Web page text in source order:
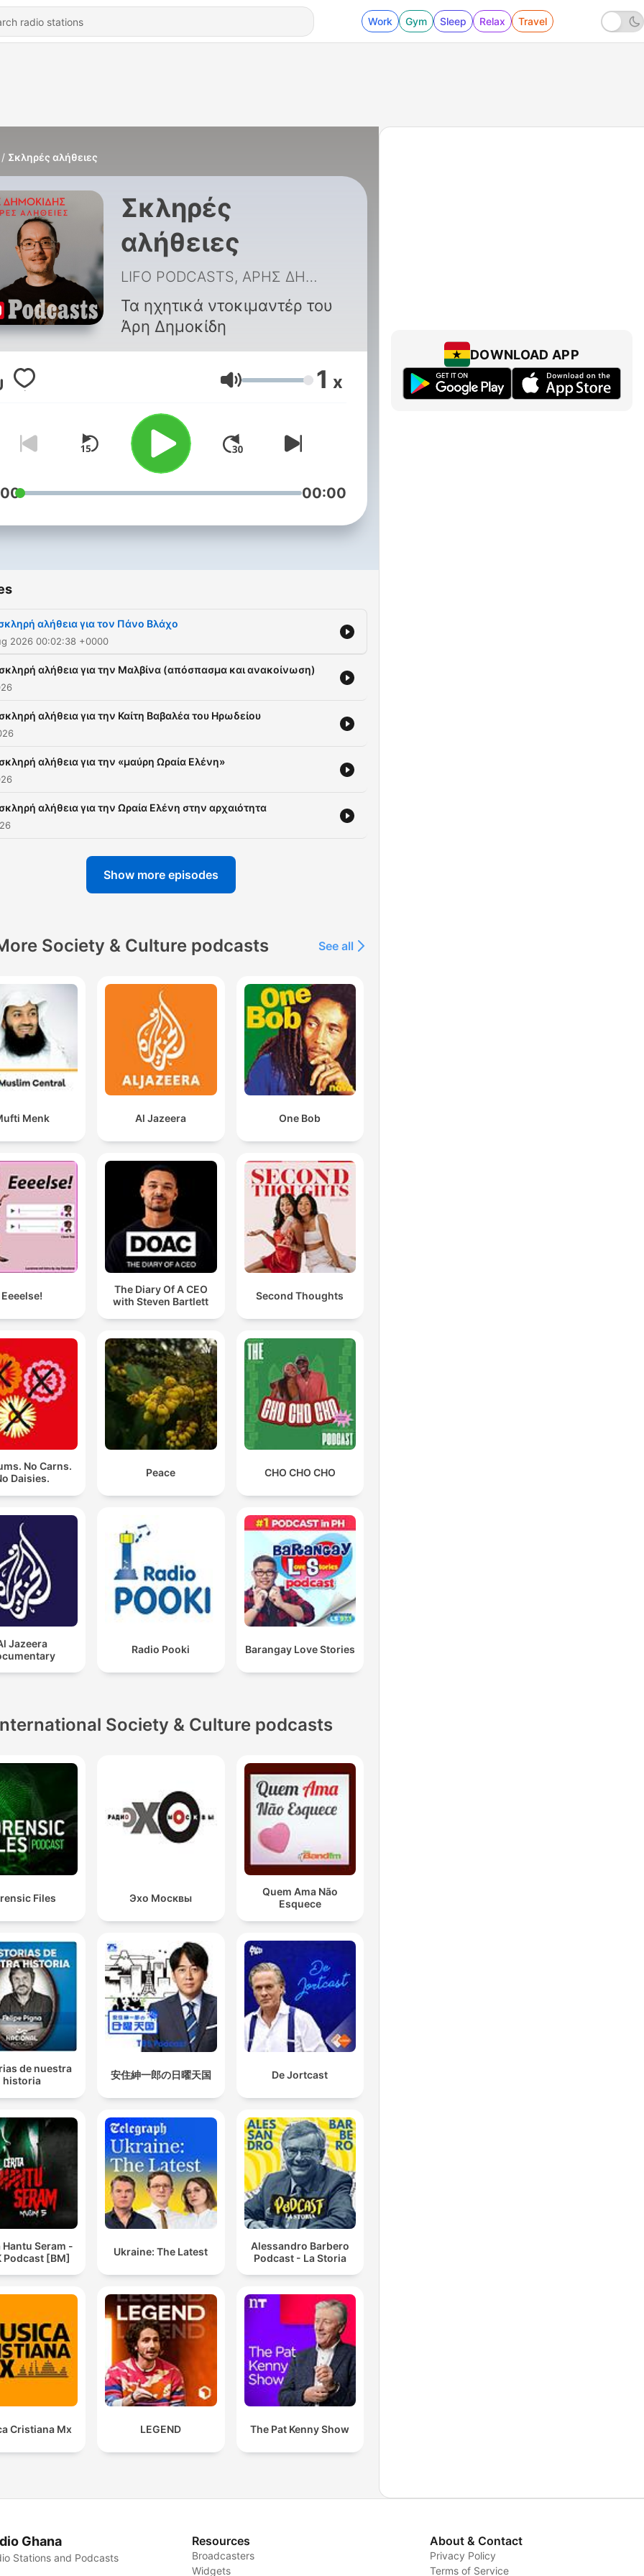
Work Gym Sleep Relax Travel
Σκληρές αλήθειες
Σκληρές
αλήθειες
LIFO PODCASTS, ΑΡΗΣ ΔΗΜΟΚΙΔΗΣ
Τα ηχητικά ντοκιμαντέρ του
Άρη Δημοκίδη
Volume 1 x
00:00
αλήθεια για τον Πάνο Βλάχο
2026 00:02:38 +0000
αλήθεια για την Μαλβίνα (απόσπασμα και ανακοίνωση)
αλήθεια για την Καίτη Βαβαλέα του Ηρωδείου
αλήθεια για την «μαύρη Ωραία Ελένη»
αλήθεια για την Ωραία Ελένη στην αρχαιότητα
Show more episodes
Society & Culture podcasts See all
Menk Al Jazeera One Bob
Eeeelse!
The Diary Of A CEO
with Steven Bartlett
Second Thoughts
No Carns.
Daisies.
Peace CHO CHO CHO
Jazeera
Radio Pooki Barangay Love Stories
Society & Culture podcasts
Files Эхо Москвы
Quem Ama Não
Esquece
de nuestra
historia
安住紳一郎の日曜天国 De Jortcast
Hantu Seram -
Podcast [BM]
Ukraine: The Latest
Alessandro Barbero
Podcast - La Storia
Cristiana Mx LEGEND The Pat Kenny Show
DOWNLOAD APP
Ghana
Stations and Podcasts
Resources
Broadcasters
Widgets
About & Contact
Privacy Policy
Terms of Service